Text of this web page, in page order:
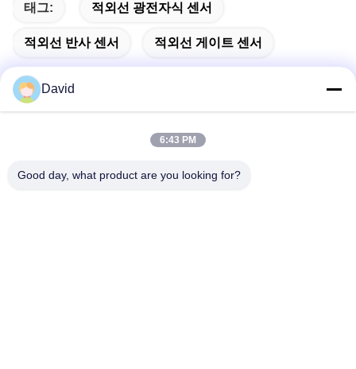
태그: 적외선 광전자식 센서
적외선 반사 센서 적외선 게이트 센서
주소
David
6:43 PM
Good day, what product are you looking for?